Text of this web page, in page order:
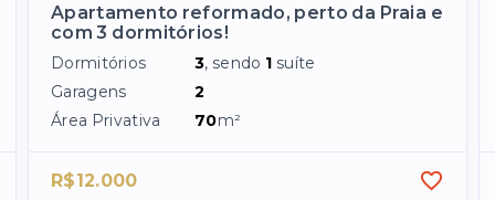
Apartamento reformado, perto da Praia e
com 3 dormitórios!
Dormitórios 3, sendo 1 suíte
Garagens
2
Área Privativa
70m²
R$12.000